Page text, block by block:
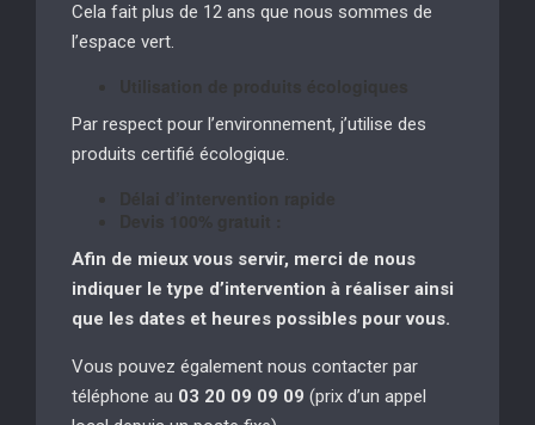
Cela fait plus de 12 ans que nous sommes de
l’espace vert.
Par respect pour l’environnement, j’utilise des
produits certifié écologique.
Afin de mieux vous servir, merci de nous
indiquer le type d’intervention à réaliser ainsi
que les dates et heures possibles pour vous.
Vous pouvez également nous contacter par
téléphone au 03 20 09 09 09 (prix d’un appel